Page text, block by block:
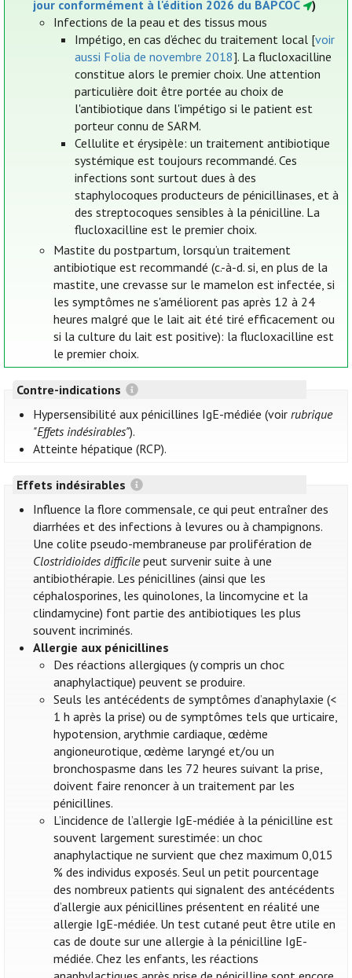
jour conformément à l'édition 2026 du BAPCOC
)
Infections de la peau et des tissus mous
Impétigo, en cas d’échec du traitement local [voir
aussi Folia de novembre 2018]. La flucloxacilline
constitue alors le premier choix. Une attention
particulière doit être portée au choix de
l'antibiotique dans l'impétigo si le patient est
porteur connu de SARM.
Cellulite et érysipèle: un traitement antibiotique
systémique est toujours recommandé. Ces
infections sont surtout dues à des
staphylocoques producteurs de pénicillinases, et à
des streptocoques sensibles à la pénicilline. La
flucloxacilline est le premier choix.
Mastite du postpartum, lorsqu’un traitement
antibiotique est recommandé (c.-à-d. si, en plus de la
mastite, une crevasse sur le mamelon est infectée, si
les symptômes ne s'améliorent pas après 12 à 24
heures malgré que le lait ait été tiré efficacement ou
si la culture du lait est positive): la flucloxacilline est
le premier choix.
Contre-indications
Hypersensibilité aux pénicillines IgE-médiée (voirrubrique
"Effets indésirables").
Atteinte hépatique (RCP).
Effets indésirables
Influence la flore commensale, ce qui peut entraîner des
diarrhées et des infections à levures ou à champignons.
Une colite pseudo-membraneuse par prolifération de
Clostridioides difficilepeut survenir suite à une
antibiothérapie. Les pénicillines (ainsi que les
céphalosporines, les quinolones, la lincomycine et la
clindamycine) font partie des antibiotiques les plus
souvent incriminés.
Allergie aux pénicillines
Des réactions allergiques (y compris un choc
anaphylactique) peuvent se produire.
Seuls les antécédents de symptômes d’anaphylaxie (<
1 h après la prise) ou de symptômes tels que urticaire,
hypotension, arythmie cardiaque, œdème
angioneurotique, œdème laryngé et/ou un
bronchospasme dans les 72 heures suivant la prise,
doivent faire renoncer à un traitement par les
pénicillines.
L’incidence de l’allergie IgE-médiée à la pénicilline est
souvent largement surestimée: un choc
anaphylactique ne survient que chez maximum 0,015
% des individus exposés. Seul un petit pourcentage
des nombreux patients qui signalent des antécédents
d’allergie aux pénicillines présentent en réalité une
allergie IgE-médiée. Un test cutané peut être utile en
cas de doute sur une allergie à la pénicilline IgE-
médiée. Chez les enfants, les réactions